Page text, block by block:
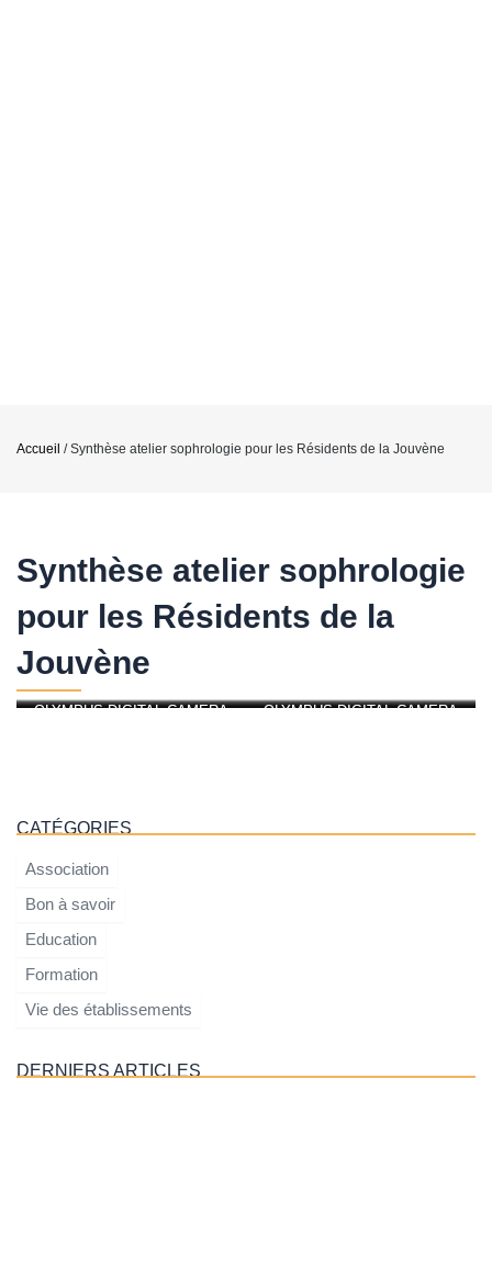
Accueil /Synthèse atelier sophrologie pour les Résidents de la Jouvène
Synthèse atelier sophrologie
pour les Résidents de la
Jouvène
OLYMPUS DIGITAL CAMERA OLYMPUS DIGITAL CAMERA
OLYMPUS DIGITAL CAMERA OLYMPUS DIGITAL CAMERA
OLYMPUS DIGITAL CAMERA OLYMPUS DIGITAL CAMERA
CATÉGORIES
Association
Bon à savoir
Education
Formation
Vie des établissements
DERNIERS ARTICLES